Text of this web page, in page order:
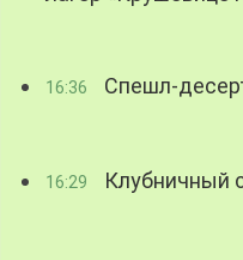
16:36 Спешл-
16:29 Клубничный